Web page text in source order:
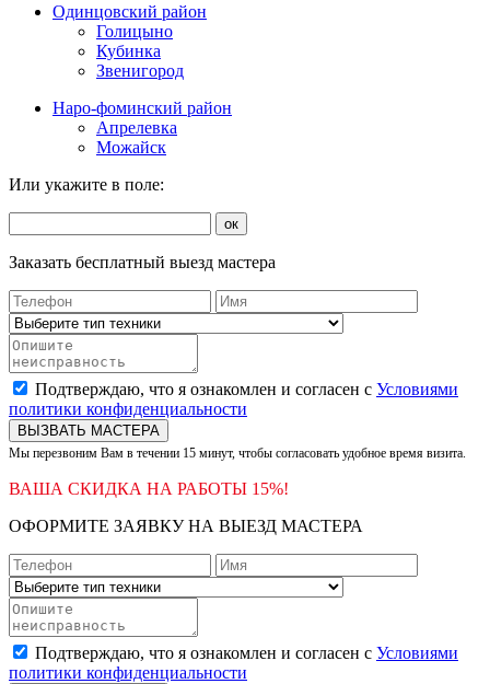
Одинцовский район
Голицыно
Кубинка
Звенигород
Наро-фоминский район
Апрелевка
Можайск
Или укажите в поле:
ок
Заказать бесплатный выезд мастера
Подтверждаю, что я ознакомлен и согласен с Условиями
политики конфиденциальности
ВЫЗВАТЬ МАСТЕРА
Мы перезвоним Вам в течении 15 минут, чтобы согласовать удобное время визита.
ВАША СКИДКА НА РАБОТЫ 15%!
ОФОРМИТЕ ЗАЯВКУ НА ВЫЕЗД МАСТЕРА
Подтверждаю, что я ознакомлен и согласен с Условиями
политики конфиденциальности